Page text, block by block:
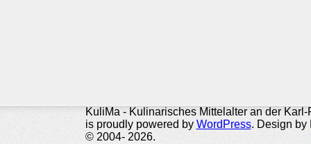
KuliMa - Kulinarisches Mittelalter an der
is proudly powered by WordPress. Design by
© 2004- 2026.